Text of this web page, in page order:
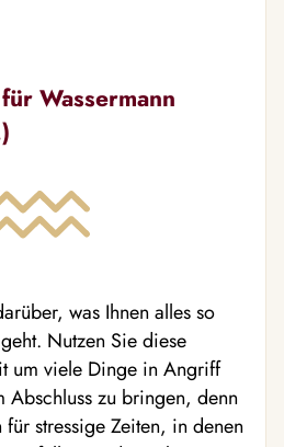
Wassermann
was Ihnen alles so
Nutzen Sie diese
um viele Dinge in Angriff
Abschluss zu bringen, denn
stressige Zeiten, in denen